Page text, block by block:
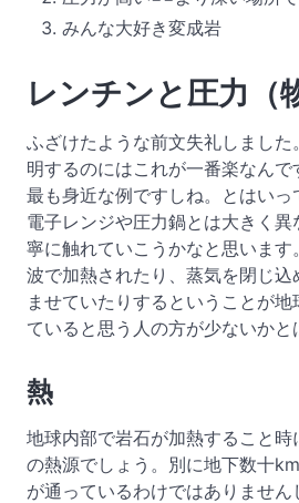
みんな大好き変成岩
レンチンと圧力（
ふざけたような前文失礼しました
明するのにはこれが一番楽なん
最も身近な例ですしね。とはい
電子レンジや圧力鍋とは大きく
寧に触れていこうかなと思います
波で加熱されたり、蒸気を閉じ込
ませていたりするということが
ていると思う人の方が少ないかと
熱
地球内部で岩石が加熱すること
の熱源でしょう。別に地下数十
が通っているわけではありませ